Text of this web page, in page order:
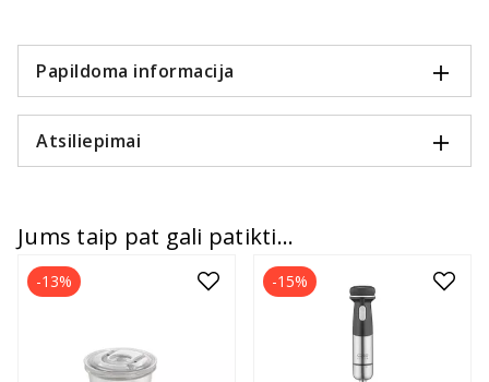
Papildoma informacija
Atsiliepimai
Jums taip pat gali patikti...
-13% -15%